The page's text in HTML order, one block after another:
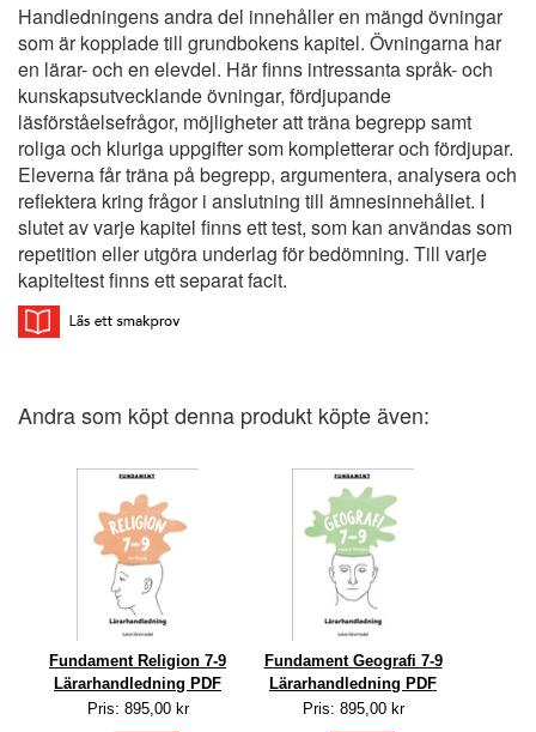
Handledningens andra del innehåller en mängd övningar
som är kopplade till grundbokens kapitel. Övningarna har
en lärar- och en elevdel. Här finns intressanta språk- och
kunskapsutvecklande övningar, fördjupande
läsförståelsefrågor, möjligheter att träna begrepp samt
roliga och kluriga uppgifter som kompletterar och fördjupar.
Eleverna får träna på begrepp, argumentera, analysera och
reflektera kring frågor i anslutning till ämnesinnehållet. I
slutet av varje kapitel finns ett test, som kan användas som
repetition eller utgöra underlag för bedömning. Till varje
kapiteltest finns ett separat facit.
Andra som köpt denna produkt köpte även:
Fundament Religion 7-9
Lärarhandledning PDF
Pris: 895,00 kr
Fundament Geografi 7-9
Lärarhandledning PDF
Pris: 895,00 kr